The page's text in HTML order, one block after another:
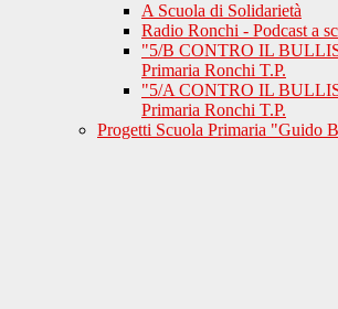
A Scuola di Solidarietà
Radio Ronchi - Podcast a
"5/B CONTRO IL
Primaria Ronchi T.P.
"5/A CONTRO IL
Primaria Ronchi T.P.
Progetti Scuola Primaria "Guido